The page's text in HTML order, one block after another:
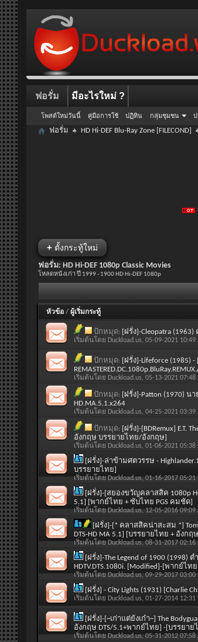
ฟอรั่ม
โพสต์ใหม่วันนี้ คู่มือการใช้ ปฏิทิน กลุ่มชุมชน
มีอะไรใหม่ ?
ฟอรั่ม HD Hi-DEF Blu-Ray Zone [FILECOND]
+ ตั้งกระทู้ใหม่
ฟอรั่ม: HD Hi-DEF 1080p Classic Movies
โหลดหนังเก่า ปี 1999 - 1900 HD Hi-DEF 1080p
หัวข้อ / ผู้เริ่มกระทู้
ปักหมุด: [ฝรั่ง]-Cleopatra
เริ่มต้นโดย Duckload.us, 05-09-2021 10:49
ปักหมุด: [ฝรั่ง]-Lifeforce
เริ่มต้นโดย Duckload.us, 05-13-2021 07:48
ปักหมุด: [ฝรั่ง]-Patton (1970) น
HD.MA.5.1.x264
เริ่มต้นโดย Duckload.us, 04-25-2021 03:39
ปักหมุด: [ฝรั่ง]-[BDRemux] E.T.
อังกฤษ บรรยายไทย/อังกฤษ]
เริ่มต้นโดย Duckload.us, 01-06-2021 05:38
[ฝรั่ง]-ล่าข้ามศตวรรษ -
บรรยายไทย]
เริ่มต้นโดย Duckload.us, 01-16-2017 05:21
[ฝรั่ง]-[สยองขวัญคลาสสิค 1080p
5.1] [พากย์ไทย + ซับไทย PGS คมชัด]
เริ่มต้นโดย Duckload.us, 12-05-2016 09:09
[ฝรั่ง]-[* คลาสสิคน่าสะสม *]
DTS-HD MA 5.1] [บรรยายไทย + อังก
เริ่มต้นโดย Duckload.us, 08-31-2017 02:16
[ฝรั่ง]-The Legend of 1900 (1998)
HDTV.DTS.1080i. [Modified]-[พากย์ไท
เริ่มต้นโดย Duckload.us, 09-29-2017 03:00
[ฝรั่ง] - City Lights (1931) [Charlie
เริ่มต้นโดย Duckload.us, 01-27-2014 12:31
[ฝรั่ง]-[~เก่าแต่ยังเก๋า~] The
อังกฤษ DTS/5.1+พากย์ไทย] -[บรรยาย
เริ่มต้นโดย Duckload.us, 05-31-2012 07:58